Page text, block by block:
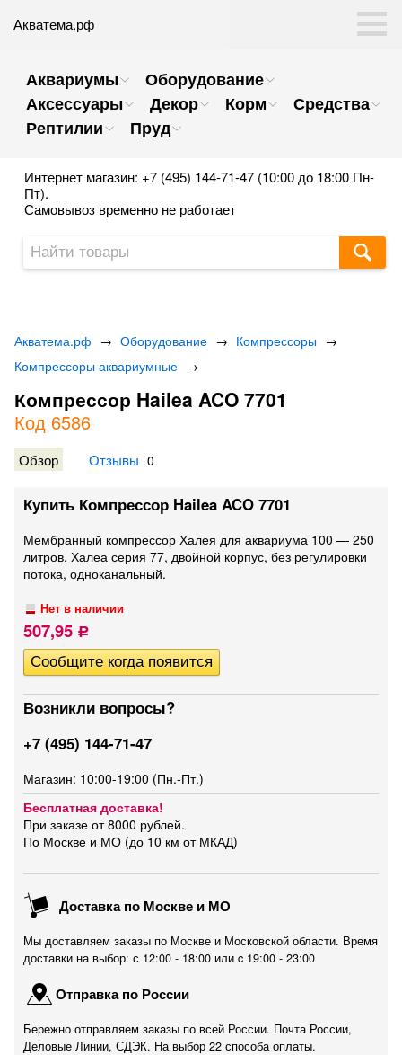
Акватема.рф
Аквариумы
Оборудование
Аксессуары
Декор Корм
Средства
Рептилии
Пруд
Интернет магазин: +7 (495) 144-71-47 (10:00 до 18:00 Пн-
Пт).
Самовывоз временно не работает
Акватема.рф → Оборудование → Компрессоры →
Компрессоры аквариумные →
Компрессор Hailea ACO 7701
Код 6586
Обзор Отзывы 0
Купить Компрессор Hailea ACO 7701
Мембранный компрессор Халея для аквариума 100 — 250
литров. Халеа серия 77, двойной корпус, без регулировки
потока, одноканальный.
Нет в наличии
507,95 Р
Возникли вопросы?
+7 (495) 144-71-47
Магазин: 10:00-19:00 (Пн.-Пт.)
Бесплатная доставка!
При заказе от 8000 рублей.
По Москве и МО (до 10 км от МКАД)
Доставка по Москве и МО
Мы доставляем заказы по Москве и Московской области. Время
доставки на выбор: с 12:00 - 18:00 или c 19:00 - 23:00
Отправка по России
Бережно отправляем заказы по всей России. Почта России,
Деловые Линии, СДЭК. На выбор 22 способа оплаты.